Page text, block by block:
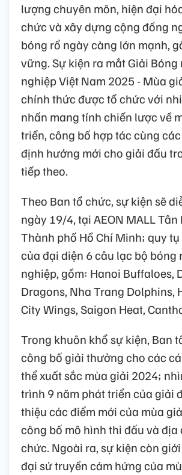
lượng chuyên môn, hiện đại
chức và xây dựng cộng đồng
bóng rổ ngày càng lớn mạnh,
vững. Sự kiện ra mắt Giải Bóng
nghiệp Việt Nam 2025 - Mùa
chính thức được tổ chức với
nhấn mang tính chiến lược về
triển, công bố hợp tác cùng
định hướng mới cho giải đấu
tiếp theo.
Theo Ban tổ chức, sự kiện sẽ
ngày 19/4, tại AEON MALL Tân
Thành phố Hồ Chí Minh; quy
của đại diện 6 câu lạc bộ bóng
nghiệp, gồm: Hanoi Buffaloes,
Dragons, Nha Trang Dolphins,
City Wings, Saigon Heat,
Trong khuôn khổ sự kiện, Ban
công bố giải thưởng cho các
thể xuất sắc mùa giải 2024;
trình 9 năm phát triển của giải
thiệu các điểm mới của mùa
công bố mô hình thi đấu và địa
chức. Ngoài ra, sự kiện còn
đại sứ truyền cảm hứng của